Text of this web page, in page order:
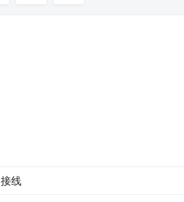
接线